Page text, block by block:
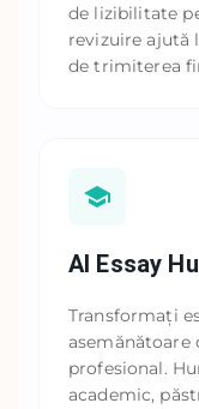
de lizibilitate
revizuire ajută
de trimiterea
AI Essay
Transformați
asemănătoare
profesional.
academic,